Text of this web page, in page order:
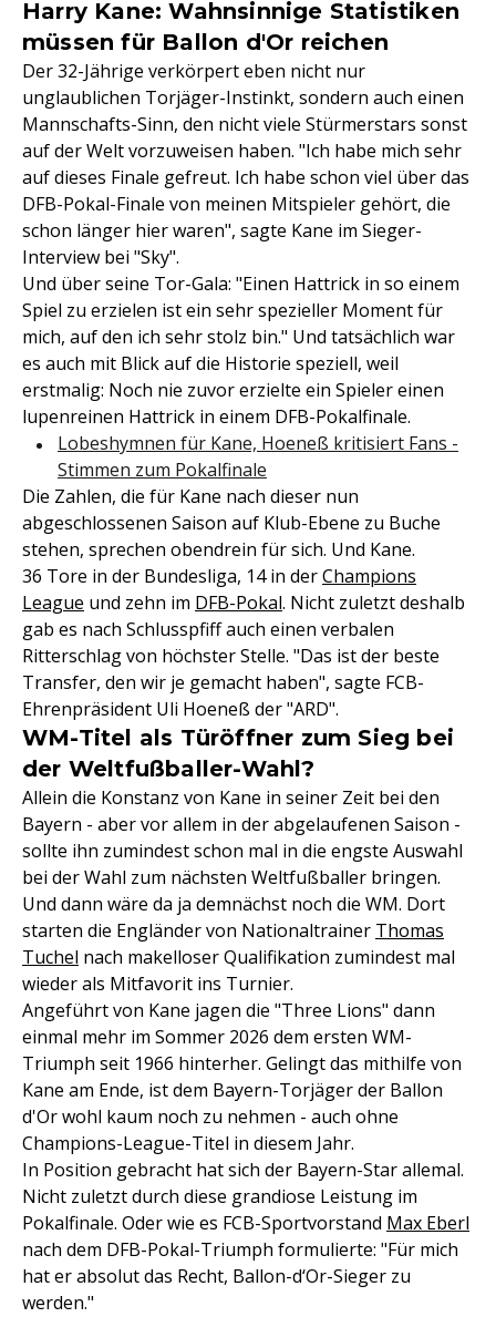
Harry Kane: Wahnsinnige Statistiken
müssen für Ballon d'Or reichen
Der 32-Jährige verkörpert eben nicht nur
unglaublichen Torjäger-Instinkt, sondern auch einen
Mannschafts-Sinn, den nicht viele Stürmerstars sonst
auf der Welt vorzuweisen haben. "Ich habe mich sehr
auf dieses Finale gefreut. Ich habe schon viel über das
DFB-Pokal-Finale von meinen Mitspieler gehört, die
schon länger hier waren", sagte Kane im Sieger-
Interview bei "Sky".
Und über seine Tor-Gala: "Einen Hattrick in so einem
Spiel zu erzielen ist ein sehr spezieller Moment für
mich, auf den ich sehr stolz bin." Und tatsächlich war
es auch mit Blick auf die Historie speziell, weil
erstmalig: Noch nie zuvor erzielte ein Spieler einen
lupenreinen Hattrick in einem DFB-Pokalfinale.
Lobeshymnen für Kane, Hoeneß kritisiert Fans -
Stimmen zum Pokalfinale
Die Zahlen, die für Kane nach dieser nun
abgeschlossenen Saison auf Klub-Ebene zu Buche
stehen, sprechen obendrein für sich. Und Kane.
36 Tore in der Bundesliga, 14 in derChampions
League und zehn im DFB-Pokal. Nicht zuletzt deshalb
gab es nach Schlusspfiff auch einen verbalen
Ritterschlag von höchster Stelle. "Das ist der beste
Transfer, den wir je gemacht haben", sagte FCB-
Ehrenpräsident Uli Hoeneß der "ARD".
WM-Titel als Türöffner zum Sieg bei
der Weltfußballer-Wahl?
Allein die Konstanz von Kane in seiner Zeit bei den
Bayern - aber vor allem in der abgelaufenen Saison -
sollte ihn zumindest schon mal in die engste Auswahl
bei der Wahl zum nächsten Weltfußballer bringen.
Und dann wäre da ja demnächst noch die WM. Dort
starten die Engländer von Nationaltrainer Thomas
Tuchel nach makelloser Qualifikation zumindest mal
wieder als Mitfavorit ins Turnier.
Angeführt von Kane jagen die "Three Lions" dann
einmal mehr im Sommer 2026 dem ersten WM-
Triumph seit 1966 hinterher. Gelingt das mithilfe von
Kane am Ende, ist dem Bayern-Torjäger der Ballon
d'Or wohl kaum noch zu nehmen - auch ohne
Champions-League-Titel in diesem Jahr.
In Position gebracht hat sich der Bayern-Star allemal.
Nicht zuletzt durch diese grandiose Leistung im
Pokalfinale. Oder wie es FCB-Sportvorstand Max Eberl
nach dem DFB-Pokal-Triumph formulierte: "Für mich
hat er absolut das Recht, Ballon-d‘Or-Sieger zu
werden."